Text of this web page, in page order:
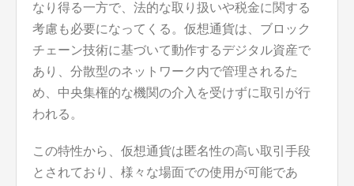
なり得る一方で、法的な取り扱いや税金に関する
考慮も必要になってくる。仮想通貨は、ブロック
チェーン技術に基づいて動作するデジタル資産で
あり、分散型のネットワーク内で管理されるた
め、中央集権的な機関の介入を受けずに取引が行
われる。
この特性から、仮想通貨は匿名性の高い取引手段
とされており、様々な場面での使用が可能であ